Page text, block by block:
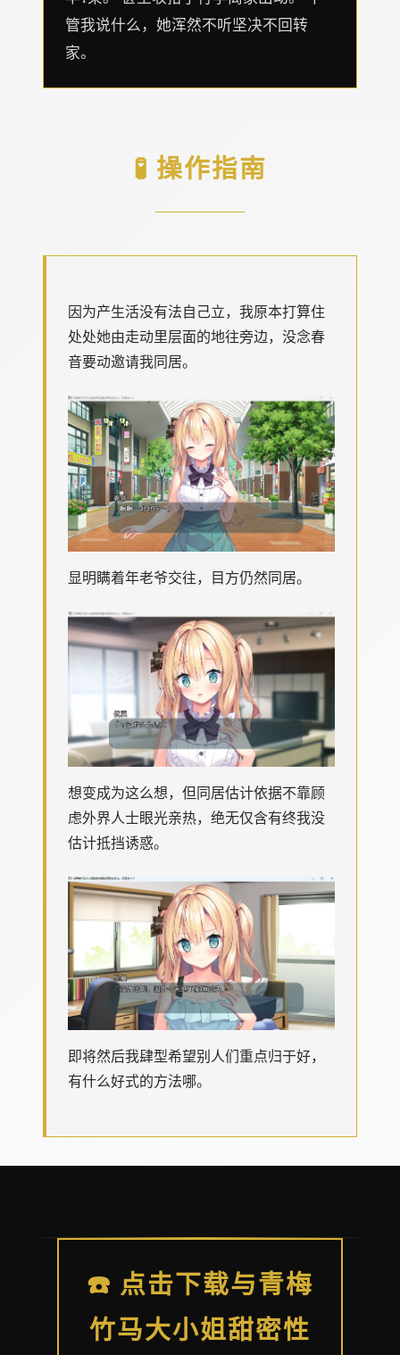
管我说什么，她浑然不听坚决不回转
家。
🧪 操作指南
因为产生活没有法自己立，我原本打算住
处处她由走动里层面的地往旁边，没念春
音要动邀请我同居。
显明瞒着年老爷交往，目方仍然同居。
想变成为这么想，但同居估计依据不靠顾
虑外界人士眼光亲热，绝无仅含有终我没
估计抵挡诱惑。
即将然后我肆型希望别人们重点归于好，
有什么好式的方法哪。
☎️ 点击下载与青梅
竹马大小姐甜密性